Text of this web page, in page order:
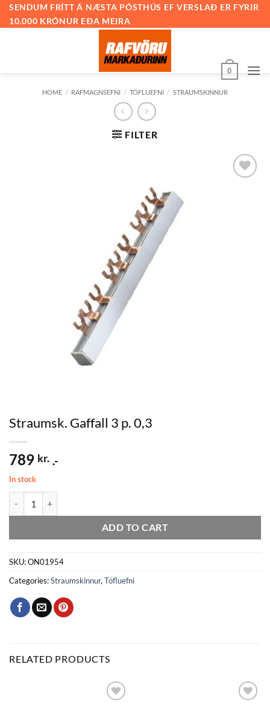
SkipSENDUM FRÍTT Á NÆSTA PÓSTHÚS EF VERSLAÐ ER FYRIR
10.000 KRÓNUR EÐA MEIRA
0
HOME / RAFMAGNSEFNI / TÖFLUEFNI / STRAUMSKINNUR
FILTER
Straumsk. Gaffall 3 p. 0,3
789 kr. .-
In stock
ADD TO CART
SKU:ON01954
Categories:Straumskinnur, Töfluefni
RELATED PRODUCTS